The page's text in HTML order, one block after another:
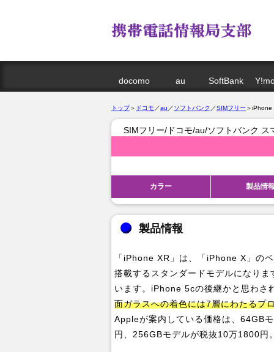
docomo au SoftBank
トップ＞ ドコモ ／au ／ソフトバンク ／SIMフリー ＞iPhone
SIMフリー/ドコモ/au/ソフトバンク ス
カラー 製品情
製品情報
「iPhone XR」は、「iPhone X」の
搭載するスタンダードモデルになり
います。iPhone 5cの後継かと思わさ
面ガラスへの着色には7層にわたるプ
Appleが案内している価格は、64GB
円、256GBモデルが税抜10万1800円